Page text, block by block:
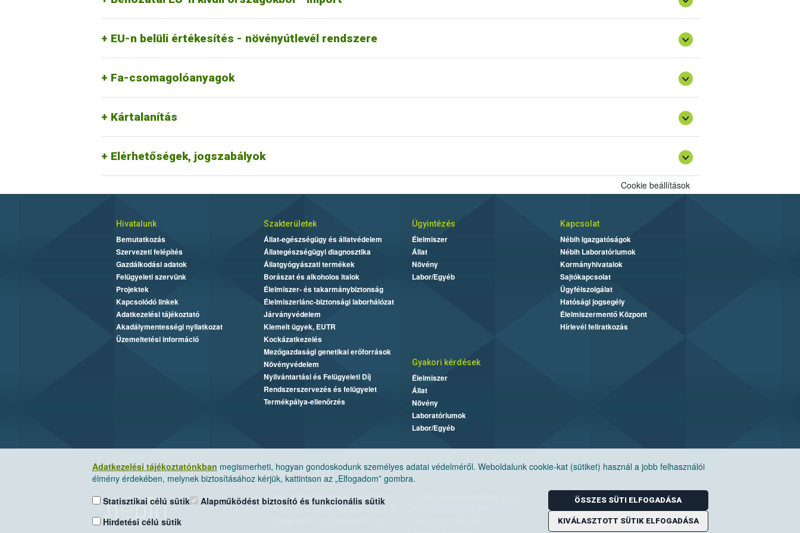
EU-n belüli értékesítés - növényútlevél rendszere
Fa-csomagolóanyagok
Kártalanítás
Elérhetőségek, jogszabályok
Adatkezelési tájékoztatónkban megismerheti, hogyan gondoskodunk személyes adatai védelméről. Weboldalunk cookie-kat (sütiket) használ a jobb felhasználói
élmény érdekében, melynek biztosításához kérjük, kattintson az „Elfogadom” gombra.
Statisztikai célú sütik
Hirdetési célú sütik
Alapműködést biztosító és funkcionális sütik ÖSSZES SÜTI ELFOGADÁSA
KIVÁLASZTOTT SÜTIK ELFOGADÁSA
Cookie beállítások
Hivatalunk
Bemutatkozás
Szervezeti felépítés
Gazdálkodási adatok
Felügyeleti szervünk
Projektek
Kapcsolódó linkek
Adatkezelési tájékoztató
Akadálymentességi nyilatkozat
Üzemeltetési információ
Szakterületek
Állat-egészségügy és állatvédelem
Állategészségügyi diagnosztika
Állatgyógyászati termékek
Borászat és alkoholos italok
Élelmiszer- és takarmánybiztonság
Élelmiszerlánc-biztonsági laborhálózat
Járványvédelem
Kiemelt ügyek, EUTR
Kockázatkezelés
Mezőgazdasági genetikai erőforrások
Növényvédelem
Nyilvántartási és Felügyeleti Díj
Rendszerszervezés és felügyelet
Termékpálya-ellenőrzés
Ügyintézés
Élelmiszer
Állat
Növény
Labor/Egyéb
Kapcsolat
Nébih Igazgatóságok
Nébih Laboratóriumok
Kormányhivatalok
Sajtókapcsolat
Ügyfélszolgálat
Hatósági jogsegély
Élelmiszermentő Központ
Hírlevél feliratkozás
Gyakori kérdések
Élelmiszer
Állat
Növény
Laboratóriumok
Labor/Egyéb
Nemzeti Élelmiszerlánc-biztonsági Hivatal